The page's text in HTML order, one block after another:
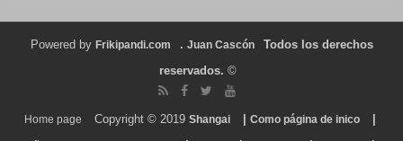
Powered by Frikipandi.com . Juan Cascón
Todos los derechos
reservados. ©
Home page Copyright © 2019 Shangai | Como página de inico |